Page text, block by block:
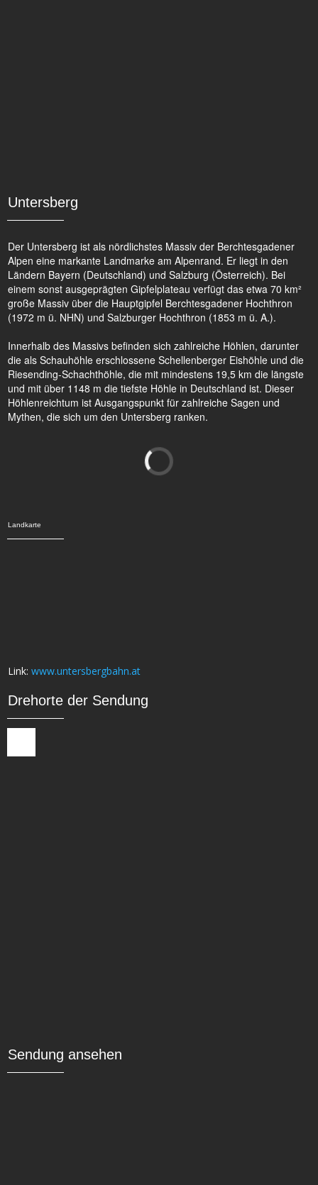
Untersberg
Der Untersberg ist als nördlichstes Massiv der Berchtesgadener
Alpen eine markante Landmarke am Alpenrand. Er liegt in den
Ländern Bayern (Deutschland) und Salzburg (Österreich). Bei
einem sonst ausgeprägten Gipfelplateau verfügt das etwa 70 km²
große Massiv über die Hauptgipfel Berchtesgadener Hochthron
(1972 m ü. NHN) und Salzburger Hochthron (1853 m ü. A.).
Innerhalb des Massivs befinden sich zahlreiche Höhlen, darunter
die als Schauhöhle erschlossene Schellenberger Eishöhle und die
Riesending-Schachthöhle, die mit mindestens 19,5 km die längste
und mit über 1148 m die tiefste Höhle in Deutschland ist. Dieser
Höhlenreichtum ist Ausgangspunkt für zahlreiche Sagen und
Mythen, die sich um den Untersberg ranken.
Landkarte
Link: www.untersbergbahn.at
Drehorte der Sendung
Sendung ansehen